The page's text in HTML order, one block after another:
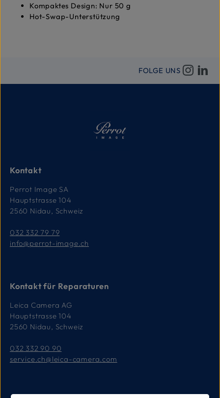
Kompaktes Design: Nur 50 g
Hot-Swap-Unterstützung
FOLGE UNS
Kontakt
Perrot Image SA
Hauptstrasse 104
2560 Nidau, Schweiz
032 332 79 79
info@perrot-image.ch
Kontakt für Reparaturen
Leica Camera AG
Hauptstrasse 104
2560 Nidau, Schweiz
032 332 90 90
service.ch@leica-camera.com